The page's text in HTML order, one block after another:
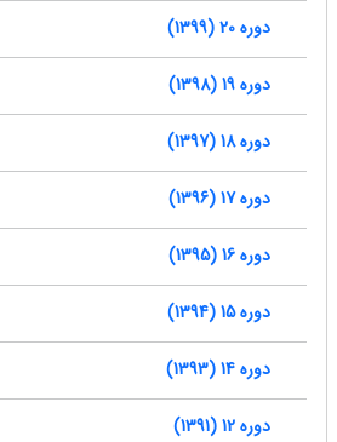
دوره 20 (1399)
دوره 19 (1398)
دوره 18 (1397)
دوره 17 (1396)
دوره 16 (1395)
دوره 15 (1394)
دوره 14 (1393)
دوره 12 (1391)